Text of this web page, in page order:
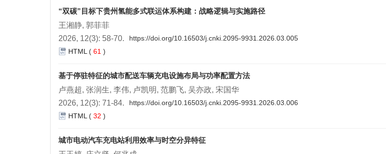
“双碳”目标下贵州氢能多式联运体系构建：战略逻辑与实施路径
王湘静, 郭菲菲
2026, 12(3): 58-70.
https://doi.org/10.16503/j.cnki.2095-9931.2026.03.005
HTML ( 61 )
基于停驻特征的城市配送车辆充电设施布局与功率配置方法
卢燕超, 张润生, 李伟, 卢凯明, 范鹏飞, 吴亦政, 宋国华
2026, 12(3): 71-84.
https://doi.org/10.16503/j.cnki.2095-9931.2026.03.006
HTML ( 32 )
城市电动汽车充电站利用效率与时空分异特征